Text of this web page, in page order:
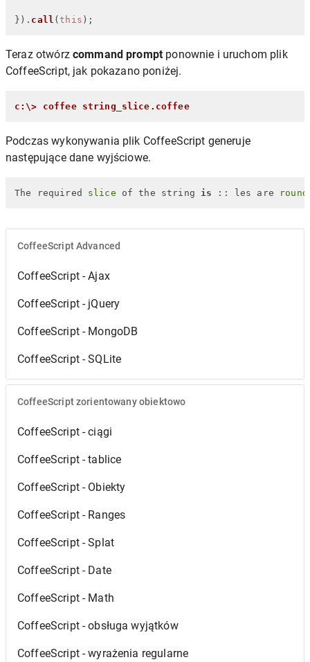
}). call (this );
Teraz otwórz command prompt ponownie i uruchom plik
CoffeeScript, jak pokazano poniżej.
c:\> coffee string_slice.coffee
Podczas wykonywania plik CoffeeScript generuje
następujące dane wyjściowe.
The required slice of the string is :: les are round
CoffeeScript Advanced
CoffeeScript - Ajax
CoffeeScript - jQuery
CoffeeScript - MongoDB
CoffeeScript - SQLite
CoffeeScript zorientowany obiektowo
CoffeeScript - ciągi
CoffeeScript - tablice
CoffeeScript - Obiekty
CoffeeScript - Ranges
CoffeeScript - Splat
CoffeeScript - Date
CoffeeScript - Math
CoffeeScript - obsługa wyjątków
CoffeeScript - wyrażenia regularne